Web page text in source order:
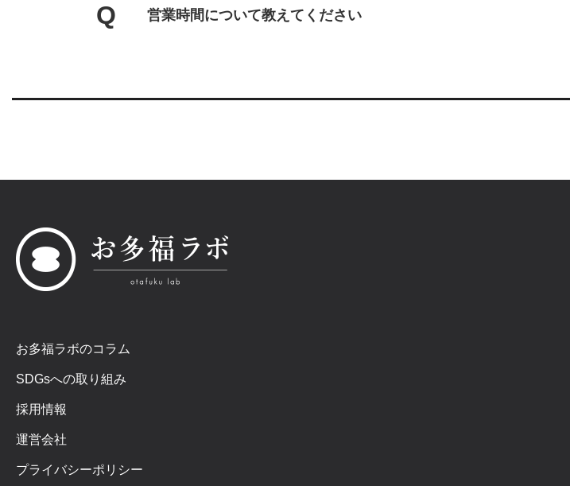
Q 営業時間について教えてください
お多福ラボのコラム
SDGsへの取り組み
採用情報
運営会社
プライバシーポリシー